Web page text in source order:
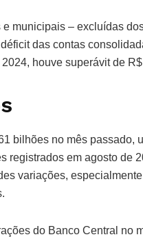
municipais – excluídas
das contas
houve superávit de
bilhões no mês passado,
registrados em agosto de
variações,
do Banco Central no